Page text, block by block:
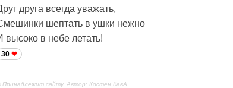
друга всегда уважать,
шептать в ушки нежно
высоко в небе летать!
30
Принадлежит сайту. Автор: Костен КавА